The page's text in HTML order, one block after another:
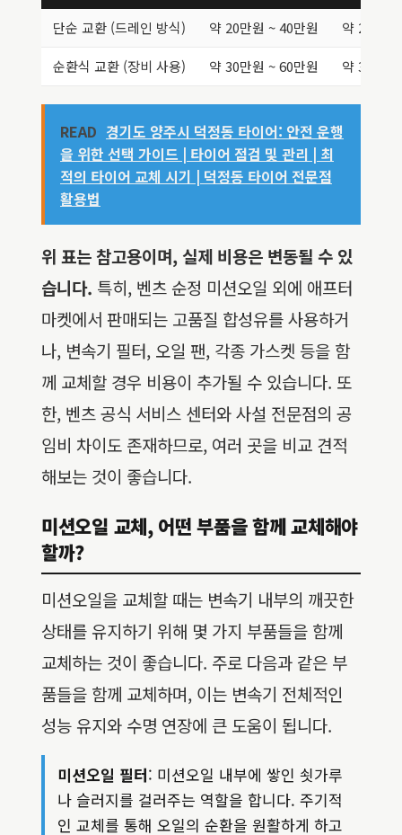
단순 교환 (드레인 방식) 약 20만원 ~ 40만원 약 20만
순환식 교환 (장비 사용) 약 30만원 ~ 60만원 약 30만
READ 경기도 양주시 덕정동 타이어: 안전 운행
을 위한 선택 가이드 | 타이어 점검 및 관리 | 최
적의 타이어 교체 시기 | 덕정동 타이어 전문점
활용법
위 표는 참고용이며, 실제 비용은 변동될 수 있
습니다. 특히, 벤츠 순정 미션오일 외에 애프터
마켓에서 판매되는 고품질 합성유를 사용하거
나, 변속기 필터, 오일 팬, 각종 가스켓 등을 함
께 교체할 경우 비용이 추가될 수 있습니다. 또
한, 벤츠 공식 서비스 센터와 사설 전문점의 공
임비 차이도 존재하므로, 여러 곳을 비교 견적
해보는 것이 좋습니다.
미션오일 교체, 어떤 부품을 함께 교체해야
할까?
미션오일을 교체할 때는 변속기 내부의 깨끗한
상태를 유지하기 위해 몇 가지 부품들을 함께
교체하는 것이 좋습니다. 주로 다음과 같은 부
품들을 함께 교체하며, 이는 변속기 전체적인
성능 유지와 수명 연장에 큰 도움이 됩니다.
미션오일 필터: 미션오일 내부에 쌓인 쇳가루
나 슬러지를 걸러주는 역할을 합니다. 주기적
인 교체를 통해 오일의 순환을 원활하게 하고